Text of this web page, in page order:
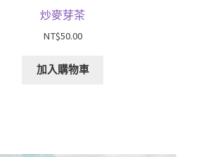
炒麥芽茶
NT$50.00
加入購物車